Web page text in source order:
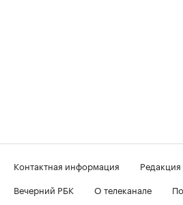
Контактная информация Редакция
Вечерний РБК
О телеканале